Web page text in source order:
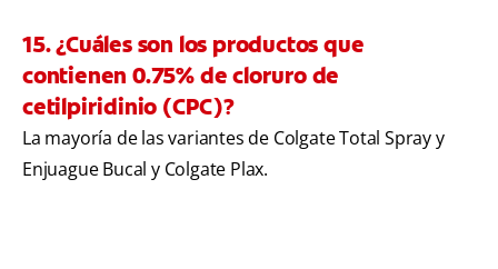
15. ¿Cuáles son los productos que
contienen 0.75% de cloruro de
cetilpiridinio (CPC)?
La mayoría de las variantes de Colgate Total Spray y
Enjuague Bucal y Colgate Plax.